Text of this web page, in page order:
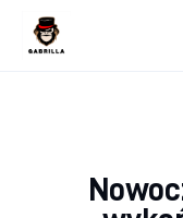
Kunchnia i